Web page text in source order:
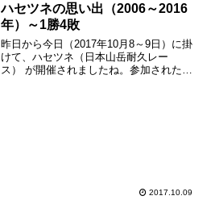
ハセツネの思い出（2006～2016
年）～1勝4敗
昨日から今日（2017年10月8～9日）に掛
けて、ハセツネ（日本山岳耐久レー
ス） が開催されましたね。参加されたラ
2017.10.09